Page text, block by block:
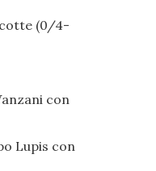
(0/4-
con
Lupis con